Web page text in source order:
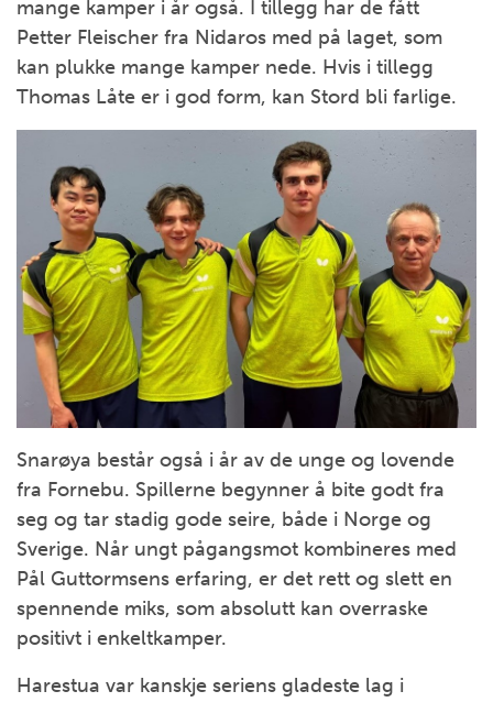
mange kamper i år også. I tillegg har de fått
Petter Fleischer fra Nidaros med på laget, som
kan plukke mange kamper nede. Hvis i tillegg
Thomas Låte er i god form, kan Stord bli farlige.
Snarøya består også i år av de unge og lovende
fra Fornebu. Spillerne begynner å bite godt fra
seg og tar stadig gode seire, både i Norge og
Sverige. Når ungt pågangsmot kombineres med
Pål Guttormsens erfaring, er det rett og slett en
spennende miks, som absolutt kan overraske
positivt i enkeltkamper.
Harestua var kanskje seriens gladeste lag i